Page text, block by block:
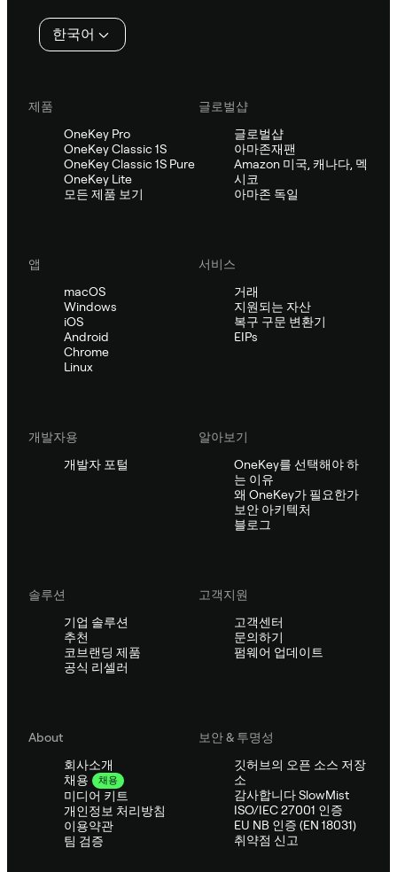
한국어
제품
OneKey Pro
OneKey Classic 1S
OneKey Classic 1S Pure
OneKey Lite
모든 제품 보기
글로벌샵
글로벌샵
아마존재팬
Amazon 미국, 캐나다, 멕
시코
아마존 독일
앱
macOS
Windows
iOS
Android
Chrome
Linux
서비스
거래
지원되는 자산
복구 구문 변환기
EIPs
개발자용
개발자 포털
알아보기
OneKey를 선택해야 하
는 이유
왜 OneKey가 필요한가
보안 아키텍처
블로그
솔루션
기업 솔루션
추천
코브랜딩 제품
공식 리셀러
고객지원
고객센터
문의하기
펌웨어 업데이트
About
회사소개
채용
채용
미디어 키트
개인정보 처리방침
이용약관
팀 검증
보안 & 투명성
깃허브의 오픈 소스 저장
소
감사합니다 SlowMist
ISO/IEC 27001 인증
EU NB 인증 (EN 18031)
취약점 신고